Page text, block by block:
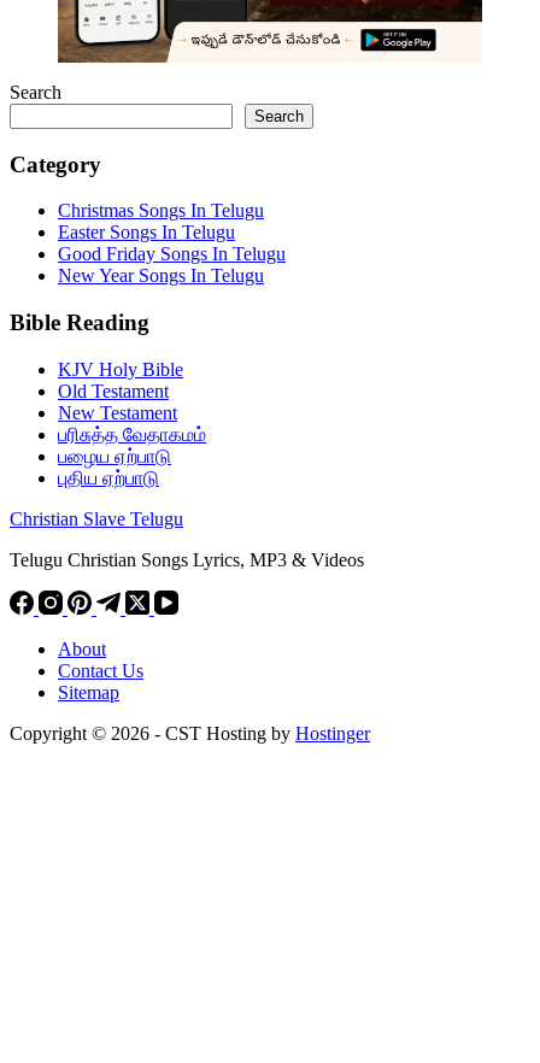
Search
Search
Category
Christmas Songs In Telugu
Easter Songs In Telugu
Good Friday Songs In Telugu
New Year Songs In Telugu
Bible Reading
KJV Holy Bible
Old Testament
New Testament
பரிசுத்த வேதாகமம்
பழைய ஏற்பாடு
புதிய ஏற்பாடு
Christian Slave Telugu
Telugu Christian Songs Lyrics, MP3 & Videos
About
Contact Us
Sitemap
Copyright © 2026 - CST Hosting by Hostinger